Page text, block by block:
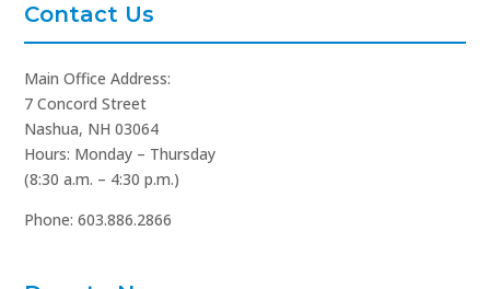
Contact Us
Main Office Address:
7 Concord Street
Nashua, NH 03064
Hours: Monday – Thursday
(8:30 a.m. – 4:30 p.m.)
Phone: 603.886.2866